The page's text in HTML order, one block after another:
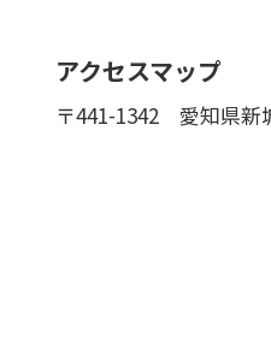
アクセスマップ
〒441-1342 愛知県新